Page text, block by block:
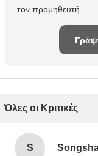
τον προμηθευτή
Όλες οι Κριτικές
S